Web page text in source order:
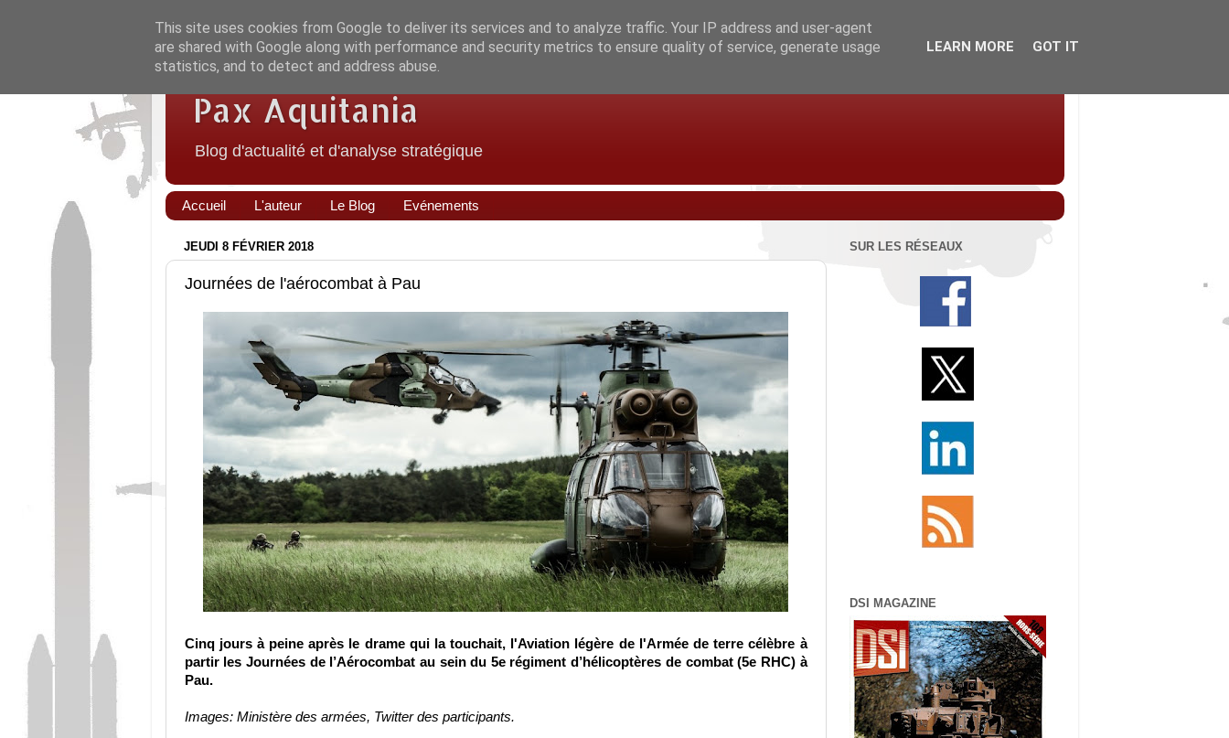
Pax Aquitania
Blog d'actualité et d'analyse stratégique
Accueil L'auteur Le Blog Evénements
JEUDI 8 FÉVRIER 2018
Journées de l'aérocombat à Pau
Cinq jours à peine après le drame qui la touchait, l'Aviation légère de l'Armée de terre célèbre à
partir les Journées de l’Aérocombat au sein du 5e régiment d’hélicoptères de combat (5e RHC) à
Pau.
Images: Ministère des armées, Twitter des participants.
SUR LES RÉSEAUX
DSI MAGAZINE
This site uses cookies from Google to deliver its services and to analyze traffic. Your IP address and user-agent
are shared with Google along with performance and security metrics to ensure quality of service, generate usage
statistics, and to detect and address abuse.
LEARN MORE GOT IT